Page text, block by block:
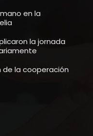
en la
la jornada
de la cooperación